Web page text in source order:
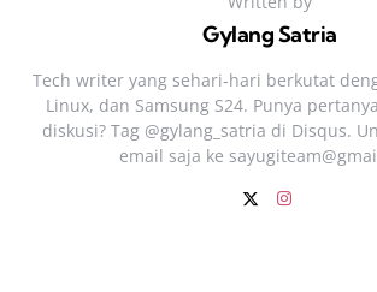
Gylang Satria
Tech writer yang sehari‑hari berkutat
Linux, dan Samsung S24. Punya
diskusi? Tag @gylang_satria di Disqus.
email saja ke